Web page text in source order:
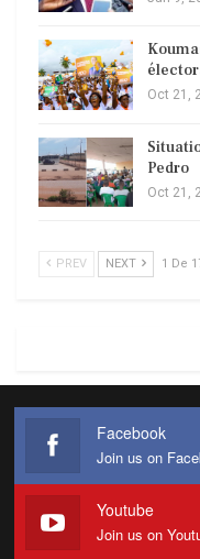
Oct 21,
Pedro
Oct 21,
PREV NEXT 1 De
Facebook
Join us on
Youtube
Join us on